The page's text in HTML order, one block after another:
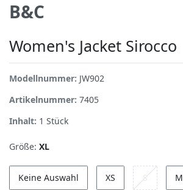
B&C
Women's Jacket Sirocco
Modellnummer: JW902
Artikelnummer: 7405
Inhalt: 1 Stück
Größe: XL
Keine Auswahl XS S M